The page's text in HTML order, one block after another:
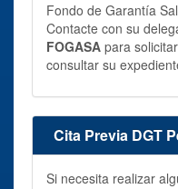
Fondo de Garantía
Contacte con su
FOGASA para
consultar su
Cita Previa DGT
Si necesita realizar